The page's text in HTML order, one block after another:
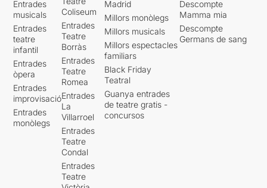
Entrades
musicals
Entrades
teatre
infantil
Entrades
òpera
Entrades
improvisació
Entrades
monòlegs
Coliseum
Entrades
Teatre
Borràs
Entrades
Teatre
Romea
Entrades
La
Villarroel
Entrades
Teatre
Condal
Entrades
Teatre
Madrid
Millors monòlegs
Millors musicals
Millors espectacles
familiars
Black Friday
Teatral
Guanya entrades
de teatre gratis -
concursos
Descompte
Mamma mia
Descompte
Germans de sang